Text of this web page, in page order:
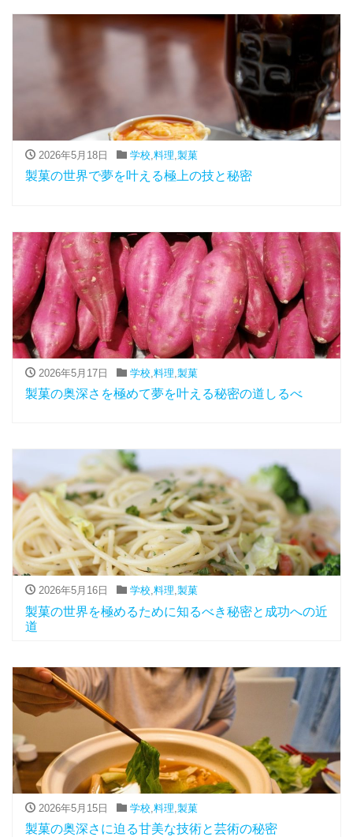
2026年5月18日 学校,料理,製菓
製菓の世界で夢を叶える極上の技と秘密
2026年5月17日 学校 料理 製菓
製菓の奥深さを極めて夢を叶える秘密の道しるべ
2026年5月16日 学校,料理,製菓
製菓の世界を極めるために知るべき秘密と成功への近
道
2026年5月15日 学校 料理 製菓
製菓の奥深さに迫る甘美な技術と芸術の秘密